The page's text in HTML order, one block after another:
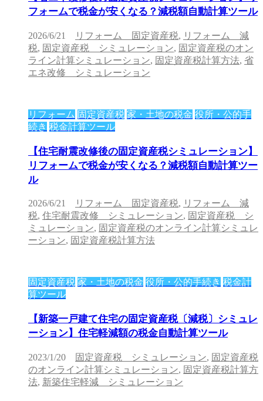
フォームで税金が安くなる？減税額自動計算ツール
2026/6/21 リフォーム 固定資産税, リフォーム 減
税, 固定資産税 シミュレーション, 固定資産税のオン
ライン計算シミュレーション, 固定資産税計算方法, 省
エネ改修 シミュレーション
リフォーム 固定資産税 家・土地の税金 役所・公的手
続き 税金計算ツール
【住宅耐震改修後の固定資産税シミュレーション】
リフォームで税金が安くなる？減税額自動計算ツー
ル
2026/6/21 リフォーム 固定資産税, リフォーム 減
税, 住宅耐震改修 シミュレーション, 固定資産税 シ
ミュレーション, 固定資産税のオンライン計算シミュレ
ーション, 固定資産税計算方法
固定資産税 家・土地の税金 役所・公的手続き 税金計
算ツール
【新築一戸建て住宅の固定資産税〔減税〕シミュレ
ーション】住宅軽減額の税金自動計算ツール
2023/1/20 固定資産税 シミュレーション, 固定資産税
のオンライン計算シミュレーション, 固定資産税計算方
法, 新築住宅軽減 シミュレーション